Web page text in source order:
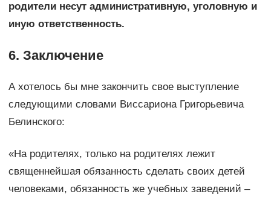
родители несут административную, уголовную и
иную ответственность.
6. Заключение
А хотелось бы мне закончить свое выступление
следующими словами Виссариона Григорьевича
Белинского:
«На родителях, только на родителях лежит
священнейшая обязанность сделать своих детей
человеками, обязанность же учебных заведений –